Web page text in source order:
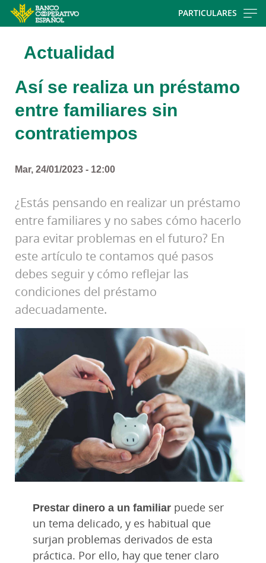
PARTICULARES
Actualidad
Así se realiza un préstamo
entre familiares sin
contratiempos
Mar, 24/01/2023 - 12:00
¿Estás pensando en realizar un préstamo
entre familiares y no sabes cómo hacerlo
para evitar problemas en el futuro? En
este artículo te contamos qué pasos
debes seguir y cómo reflejar las
condiciones del préstamo
adecuadamente.
Prestar dinero a un familiar puede ser
un tema delicado, y es habitual que
surjan problemas derivados de esta
práctica. Por ello, hay que tener claro